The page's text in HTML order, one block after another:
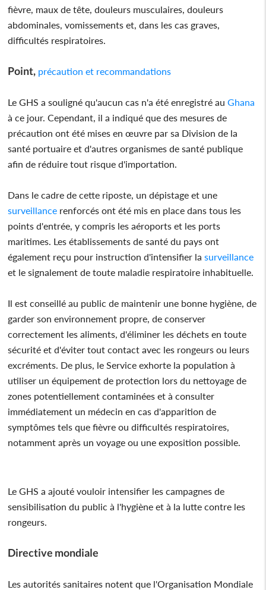
fièvre, maux de tête, douleurs musculaires, douleurs
abdominales, vomissements et, dans les cas graves,
difficultés respiratoires.
Point, précaution et recommandations
Le GHS a souligné qu'aucun cas n'a été enregistré auGhana
à ce jour. Cependant, il a indiqué que des mesures de
précaution ont été mises en œuvre par sa Division de la
santé portuaire et d'autres organismes de santé publique
afin de réduire tout risque d'importation.
Dans le cadre de cette riposte, un dépistage et une
surveillance renforcés ont été mis en place dans tous les
points d'entrée, y compris les aéroports et les ports
maritimes. Les établissements de santé du pays ont
également reçu pour instruction d'intensifier la surveillance
et le signalement de toute maladie respiratoire inhabituelle.
Il est conseillé au public de maintenir une bonne hygiène, de
garder son environnement propre, de conserver
correctement les aliments, d'éliminer les déchets en toute
sécurité et d'éviter tout contact avec les rongeurs ou leurs
excréments. De plus, le Service exhorte la population à
utiliser un équipement de protection lors du nettoyage de
zones potentiellement contaminées et à consulter
immédiatement un médecin en cas d'apparition de
symptômes tels que fièvre ou difficultés respiratoires,
notamment après un voyage ou une exposition possible.
Le GHS a ajouté vouloir intensifier les campagnes de
sensibilisation du public à l'hygiène et à la lutte contre les
rongeurs.
Directive mondiale
Les autorités sanitaires notent que l'Organisation Mondiale